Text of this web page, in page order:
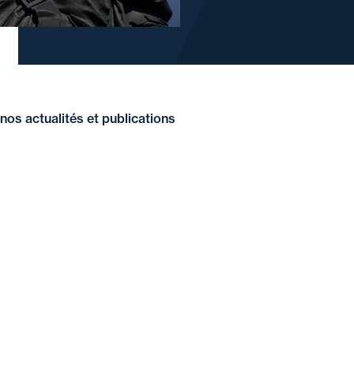
actualités et publications